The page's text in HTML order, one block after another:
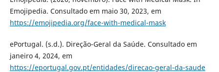
Emojipedia. Consultado em maio 30, 2023, em
https://emojipedia.org/face-with-medical-mask
ePortugal. (s.d.). Direção-Geral da Saúde. Consultado em
janeiro 4, 2024, em
https://eportugal.gov.pt/entidades/direcao-geral-da-saude